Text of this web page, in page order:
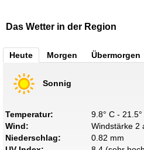
Das Wetter in der Region
Heute Morgen Übermorgen
Sonnig
Temperatur:
9.8° C - 21.5°
Wind:
Windstärke 2
Niederschlag:
0.82 mm